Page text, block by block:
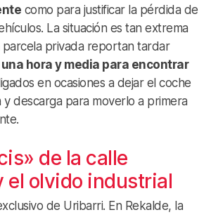
como para justificar la pérdida de
La situación es tan extrema
parcela privada reportan tardar
hora y media para encontrar
en ocasiones a dejar el coche
descarga para moverlo a primera
de la calle
el olvido industrial
de Uribarri. En Rekalde, la